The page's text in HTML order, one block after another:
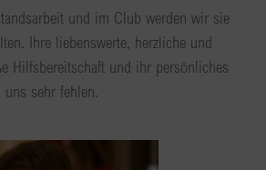
und im Club werden wir sie
Ihre liebenswerte, herzliche und
Hilfsbereitschaft und ihr persönliches
uns sehr fehlen.